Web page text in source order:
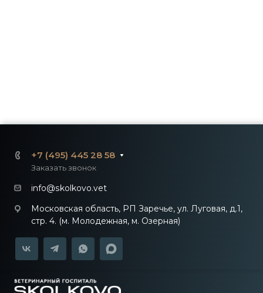
+7 (495) 445 28 58
Заказать звонок
info@skolkovo.vet
Московская область, РП Заречье, ул. Луговая, д.1,
стр. 4. (м. Молодежная, м. Озерная)